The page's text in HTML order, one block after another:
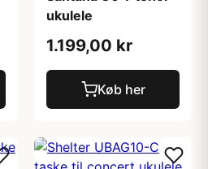
ukulele
1.199,00 kr
Køb her